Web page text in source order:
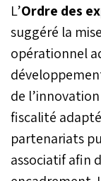
L’Ordre des
suggéré la
opérationnel
de
fiscalité
partenariats
associatif afin